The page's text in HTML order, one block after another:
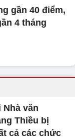
gần 40 điểm,
4 tháng
Nhà văn
Thiều bị
cả các chức